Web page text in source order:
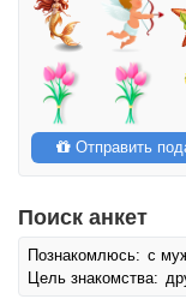
Отправить
Поиск анкет
Познакомлюсь: с
Цель знакомства: